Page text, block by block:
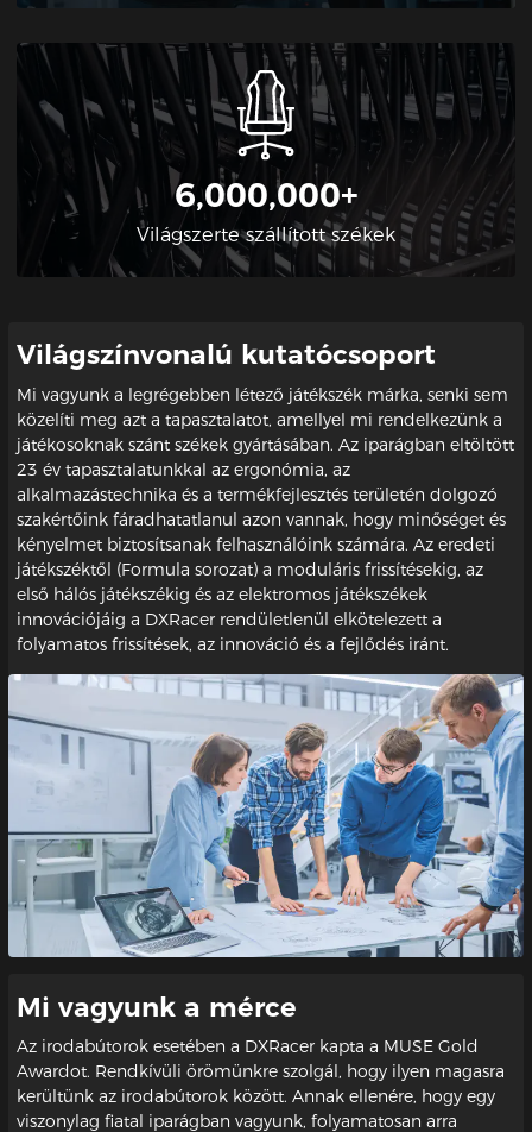
6,000,000+
Világszerte szállított székek
Világszínvonalú kutatócsoport
Mi vagyunk a legrégebben létező játékszék márka, senki sem
közelíti meg azt a tapasztalatot, amellyel mi rendelkezünk a
játékosoknak szánt székek gyártásában. Az iparágban eltöltött
23 év tapasztalatunkkal az ergonómia, az
alkalmazástechnika és a termékfejlesztés területén dolgozó
szakértőink fáradhatatlanul azon vannak, hogy minőséget és
kényelmet biztosítsanak felhasználóink számára. Az eredeti
játékszéktől (Formula sorozat) a moduláris frissítésekig, az
első hálós játékszékig és az elektromos játékszékek
innovációjáig a DXRacer rendületlenül elkötelezett a
folyamatos frissítések, az innováció és a fejlődés iránt.
Mi vagyunk a mérce
Az irodabútorok esetében a DXRacer kapta a MUSE Gold
Awardot. Rendkívüli örömünkre szolgál, hogy ilyen magasra
kerültünk az irodabútorok között. Annak ellenére, hogy egy
viszonylag fiatal iparágban vagyunk, folyamatosan arra